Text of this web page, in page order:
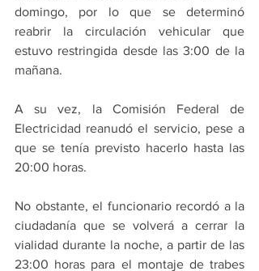
domingo, por lo que se determinó
reabrir la circulación vehicular que
estuvo restringida desde las 3:00 de la
mañana.
A su vez, la Comisión Federal de
Electricidad reanudó el servicio, pese a
que se tenía previsto hacerlo hasta las
20:00 horas.
No obstante, el funcionario recordó a la
ciudadanía que se volverá a cerrar la
vialidad durante la noche, a partir de las
23:00 horas para el montaje de trabes